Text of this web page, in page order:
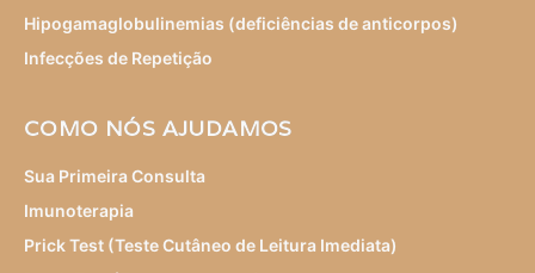
Hipogamaglobulinemias (deficiências de anticorpos)
Infecções de Repetição
COMO NÓS AJUDAMOS
Sua Primeira Consulta
Imunoterapia
Prick Test (Teste Cutâneo de Leitura Imediata)